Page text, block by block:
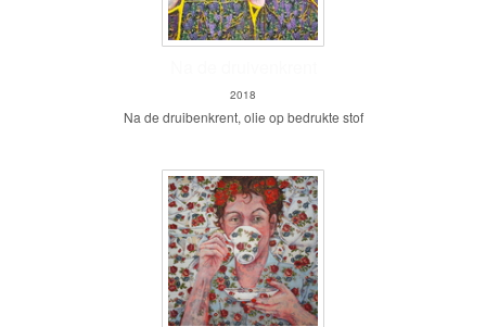
2018
Na de druibenkrent, olie op bedrukte stof